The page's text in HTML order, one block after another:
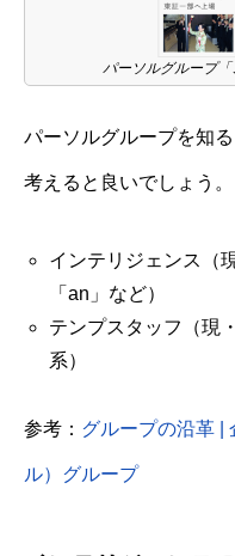
パーソルグループ「
パーソルグループを知
考えると良いでしょう。
インテリジェンス（
「an」など）
テンプスタッフ（現
系）
参考： グループの沿革 |
ル）グループ